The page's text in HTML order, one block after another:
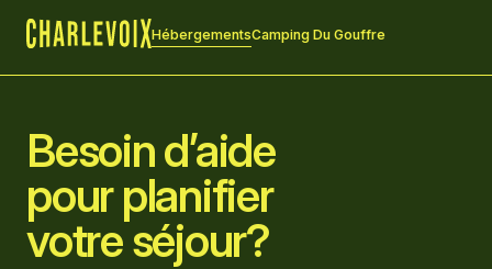
HébergementsCamping Du Gouffre
Besoin d’aide
pour planifier
votre séjour?